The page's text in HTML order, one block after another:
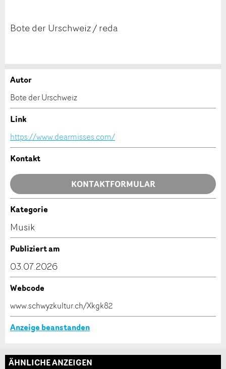
Bote der Urschweiz / reda
Anzeige beanstanden
Ihr Feedback wird sehr geschätzt!
Allgemeines Feedback
Anzeige nicht mehr gültig
Nachricht
Anzeige weiterempfehlen
Empfehlen Sie diese Anzeige an Freunde weiter.
* Eingabe erforderlich
ANZEIGE WEITEREMPFEHLEN
Schliessen
Autor
Bote der Urschweiz
Link
https://www.dearmisses.com/
Kontakt
KONTAKTFORMULAR
Kontakt
Verfassen Sie eine Nachricht für die Kontaktpersonen
Kategorie
Musik
Publiziert am
03.07.2026
Webcode
www.schwyzkultur.ch/Xkgk82
Anzeige beanstanden
ÄHNLICHE ANZEIGEN